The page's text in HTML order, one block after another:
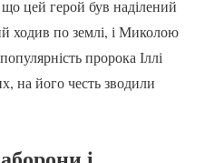
цей герой був наділений
ходив по землі, і Миколою
пророка Іллі
на його честь зводили